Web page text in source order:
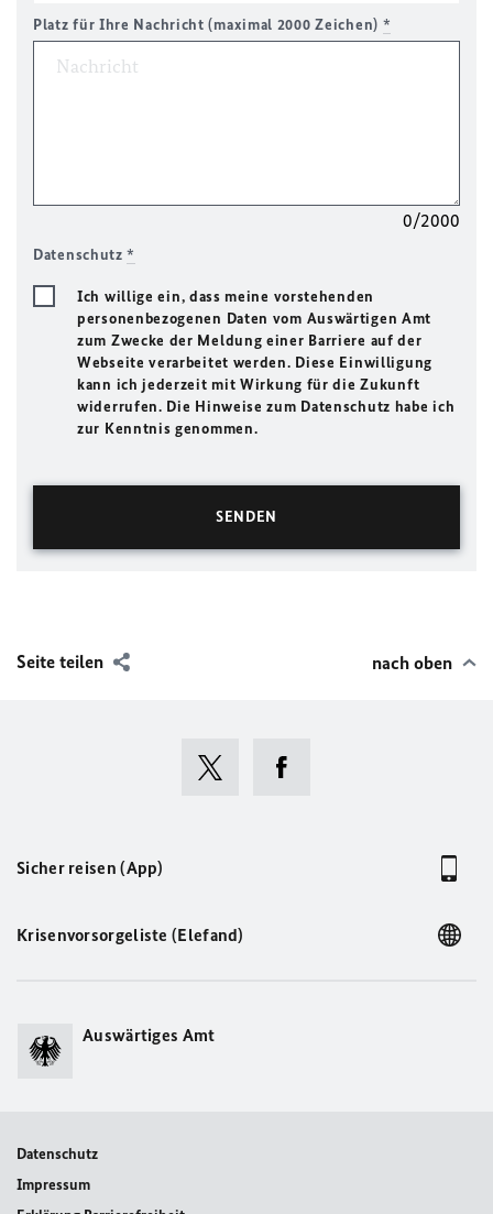
Platz für Ihre Nachricht (maximal 2000 Zeichen) *
0/2000
Datenschutz*
Ich willige ein, dass meine vorstehenden
personenbezogenen Daten vom Auswärtigen Amt
zum Zwecke der Meldung einer Barriere auf der
Webseite verarbeitet werden. Diese Einwilligung
kann ich jederzeit mit Wirkung für die Zukunft
widerrufen. Die Hinweise zum Datenschutz habe ich
zur Kenntnis genommen.
Seite teilen nach oben
Sicher reisen (App)
Krisenvorsorgeliste (Elefand)
Auswärtiges Amt
Datenschutz
Impressum